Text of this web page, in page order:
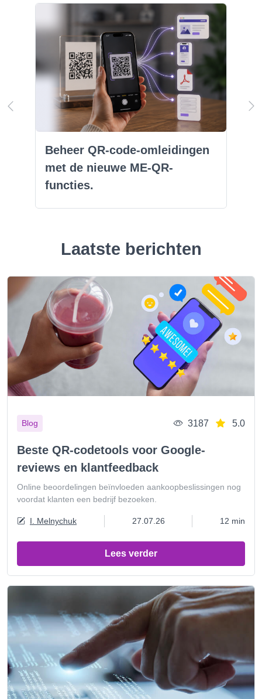
Beheer QR-code-omleidingen
met de nieuwe ME-QR-
functies.
Laatste berichten
Blog 3187 5.0
Beste QR-codetools voor Google-
reviews en klantfeedback
Online beoordelingen beïnvloeden aankoopbeslissingen nog
voordat klanten een bedrijf bezoeken.
I. Melnychuk 27.07.26 12 min
Lees verder